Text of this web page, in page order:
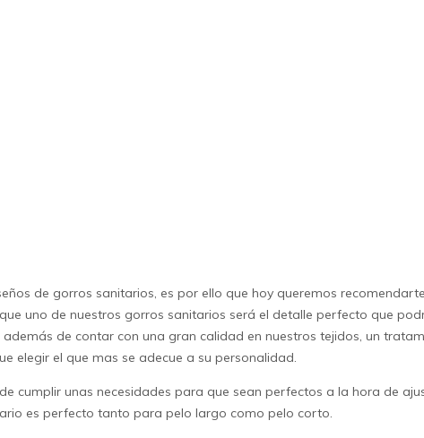
de gorros sanitarios, es por ello que hoy queremos
uno de nuestros gorros sanitarios será el detalle perfecto que
de contar con una gran calidad en nuestros tejidos, un
elegir el que mas se adecue a su personalidad.
cumplir unas necesidades para que sean perfectos a la hora de
es perfecto tanto para pelo largo como pelo corto.